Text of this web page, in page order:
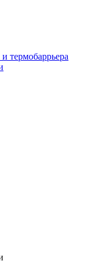
термобаррьера